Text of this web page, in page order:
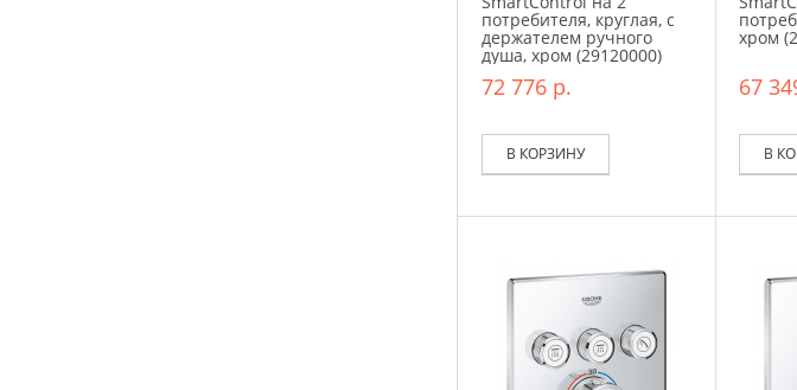
потребителя, круглая, с
держателем ручного
душа, хром (29120000)
72 776 р.
В КОРЗИНУ
хром
67
В